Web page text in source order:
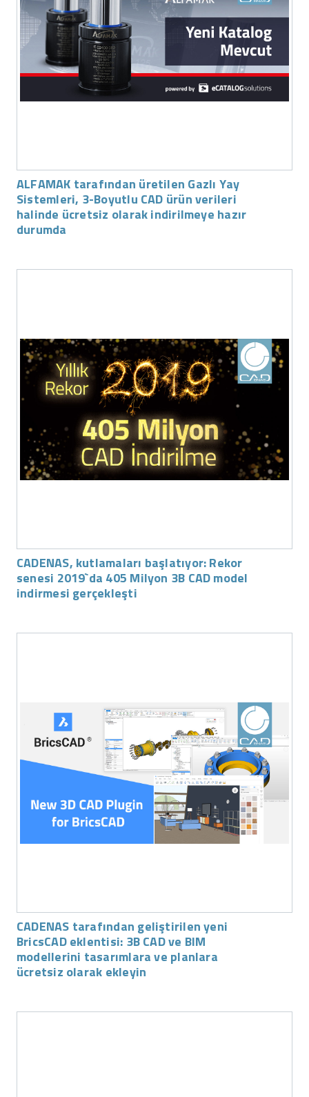
ALFAMAK tarafından üretilen Gazlı Yay
Sistemleri, 3-Boyutlu CAD ürün verileri
halinde ücretsiz olarak indirilmeye hazır
durumda
CADENAS, kutlamaları başlatıyor: Rekor
senesi 2019`da 405 Milyon 3B CAD model
indirmesi gerçekleşti
CADENAS tarafından geliştirilen yeni
BricsCAD eklentisi: 3B CAD ve BIM
modellerini tasarımlara ve planlara
ücretsiz olarak ekleyin